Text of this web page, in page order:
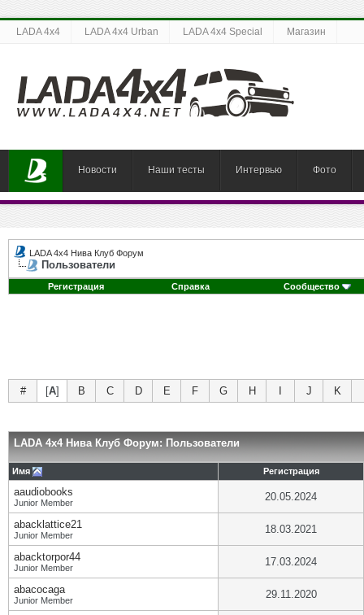
LADA 4x4 LADA 4x4 Urban LADA 4x4 Special Магазин
Новости Наши тесты Интервью Фото
LADA 4x4 Нива Клуб Форум
Пользователи
Регистрация Справка Сообщество
# [A] B C D E F G H J K
LADA 4x4 Нива Клуб Форум: Пользователи
Имя Регистрация
aaudiobooks
Junior Member 20.05.2024
abacklattice21
Junior Member 18.03.2021
abacktorpor44
Junior Member 17.03.2024
abacocaga
Junior Member 29.11.2020